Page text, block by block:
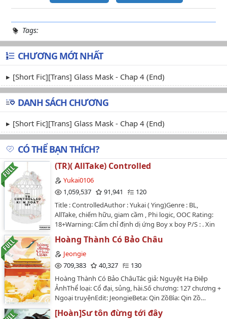
Tags:
CHƯƠNG MỚI NHẤT
[Short Fic][Trans] Glass Mask - Chap 4 (End)
DANH SÁCH CHƯƠNG
[Short Fic][Trans] Glass Mask - Chap 4 (End)
CÓ THỂ BẠN THÍCH?
(TR)( AllTake) Controlled
Yukai0106
1,059,537
91,941
120
Title : ControlledAuthor : Yukai ( Ying)Genre : BL,
AllTake, chiếm hữu, giam cầm , Phi logic, OOC Rating:
18+Warning: Cấm chỉ định dị ứng Boy x boy P/S : . Xin
đừng mang Đi đâu khi mình không biết gì hết.…
Hoàng Thành Có Bảo Châu
Jeongie
709,383
40,327
130
Hoàng Thành Có Bảo ChâuTác giả: Nguyệt Hạ Điệp
ẢnhThể loại: Cổ đại, sủng, hài.Số chương: 127 chương +
Ngoại truyệnEdit: JeongieBeta: Qin ZồBìa: Qin Zồ…
[Hoàn]Sư tôn đừng tới đây